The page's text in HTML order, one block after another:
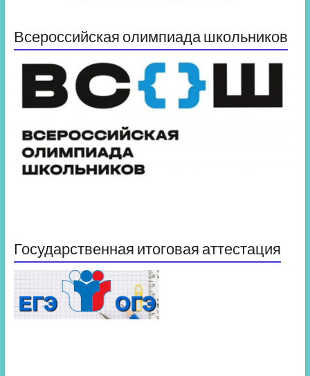
Всероссийская олимпиада школьников
Государственная итоговая аттестация